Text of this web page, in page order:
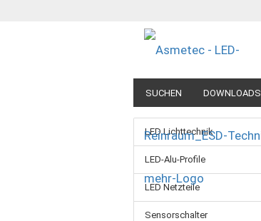
SUCHEN DOWNLOADS
LED Lichttechnik
LED-Alu-Profile
LED Netzteile
Sensorschalter